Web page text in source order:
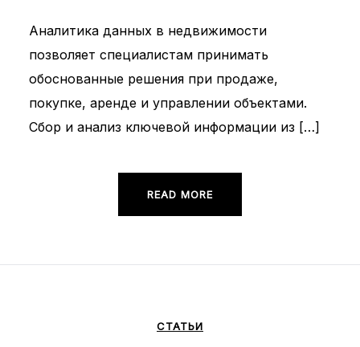
Аналитика данных в недвижимости
позволяет специалистам принимать
обоснованные решения при продаже,
покупке, аренде и управлении объектами.
Сбор и анализ ключевой информации из […]
READ MORE
СТАТЬИ